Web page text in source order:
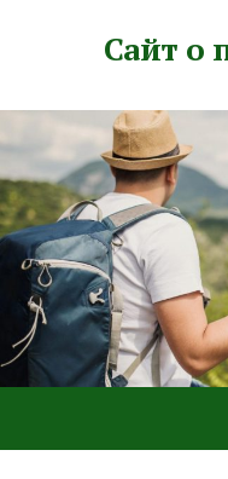
Сайт о